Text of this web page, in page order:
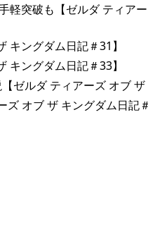
突破も【ゼルダ ティア
キングダム日記＃31】
キングダム日記＃33】
ゼルダ ティアーズ オブ ザ
オブ ザ キングダム日記＃